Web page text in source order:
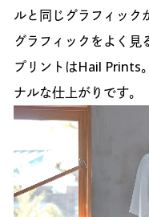
ルと同じグラフィック
グラフィックをよく見
プリントはHail Prints
ナルな仕上がりです。